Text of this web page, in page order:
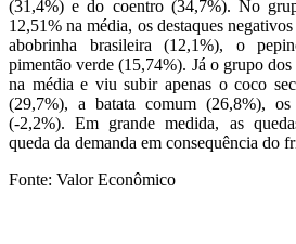
(31,4%) e do coentro (34,7%). No
12,51% na média, os destaques
abobrinha brasileira (12,1%), o
pimentão verde (15,74%). Já o grupo
na média e viu subir apenas o coco
(29,7%), a batata comum (26,8%),
(-2,2%). Em grande medida, as
queda da demanda em consequência do
Fonte: Valor Econômico